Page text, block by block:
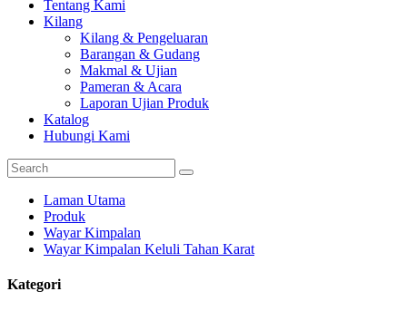
Tentang Kami
Kilang
Kilang & Pengeluaran
Barangan & Gudang
Makmal & Ujian
Pameran & Acara
Laporan Ujian Produk
Katalog
Hubungi Kami
Laman Utama
Produk
Wayar Kimpalan
Wayar Kimpalan Keluli Tahan Karat
Kategori